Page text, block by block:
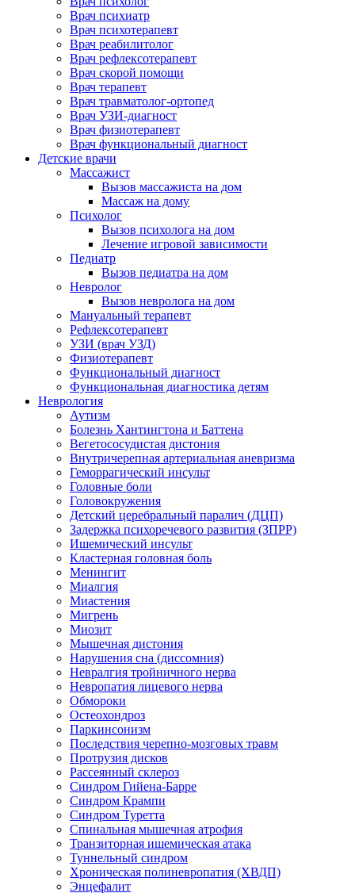
Врач психиатр
Врач психотерапевт
Врач реабилитолог
Врач рефлексотерапевт
Врач скорой помощи
Врач терапевт
Врач травматолог-ортопед
Врач УЗИ-диагност
Врач физиотерапевт
Врач функциональный диагност
Детские врачи
Массажист
Вызов массажиста на дом
Массаж на дому
Психолог
Вызов психолога на дом
Лечение игровой зависимости
Педиатр
Вызов педиатра на дом
Невролог
Вызов невролога на дом
Мануальный терапевт
Рефлексотерапевт
УЗИ (врач УЗД)
Физиотерапевт
Функциональный диагност
Функциональная диагностика детям
Неврология
Аутизм
Болезнь Хантингтона и Баттена
Вегетососудистая дистония
Внутричерепная артериальная аневризма
Геморрагический инсульт
Головные боли
Головокружения
Детский церебральный паралич (ДЦП)
Задержка психоречевого развития (ЗПРР)
Ишемический инсульт
Кластерная головная боль
Менингит
Миалгия
Миастения
Мигрень
Миозит
Мышечная дистония
Нарушения сна (диссомния)
Невралгия тройничного нерва
Невропатия лицевого нерва
Обмороки
Остеохондроз
Паркинсонизм
Последствия черепно-мозговых травм
Протрузия дисков
Рассеянный склероз
Синдром Гийена-Барре
Синдром Крампи
Синдром Туретта
Спинальная мышечная атрофия
Транзиторная ишемическая атака
Туннельный синдром
Хроническая полиневропатия (ХВДП)
Энцефалит